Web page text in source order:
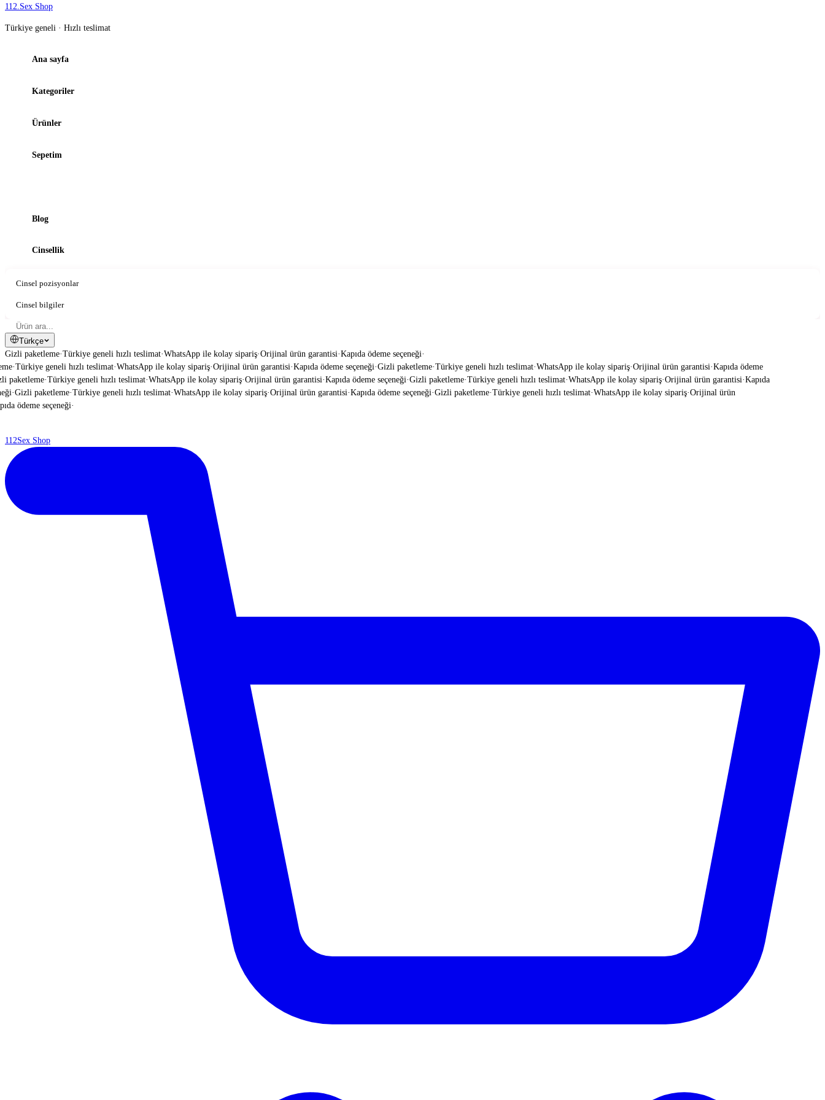
112.Sex Shop
Türkiye geneli · Hızlı teslimat
Ana sayfa
Kategoriler
Ürünler
Sepetim
Blog
Cinsellik
Cinsel pozisyonlar
Cinsel bilgiler
Türkçe
Gizli paketleme·Türkiye geneli hızlı teslimat·WhatsApp ile kolay sipariş·Orijinal ürün garantisi·Kapıda ödeme seçeneği·
·Türkiye geneli hızlı teslimat·WhatsApp ile kolay sipariş·Orijinal ürün garantisi·Kapıda ödeme seçeneği·Gizli paketleme·Türkiye geneli hızlı teslimat·WhatsApp ile kolay sipariş·Orijinal ürün garantisi·Kapıda ödeme
·Türkiye geneli hızlı teslimat·WhatsApp ile kolay sipariş·Orijinal ürün garantisi·Kapıda ödeme seçeneği·Gizli paketleme·Türkiye geneli hızlı teslimat·WhatsApp ile kolay sipariş·Orijinal ürün garantisi·Kapıda
·Gizli paketleme·Türkiye geneli hızlı teslimat·WhatsApp ile kolay sipariş·Orijinal ürün garantisi·Kapıda ödeme seçeneği·Gizli paketleme·Türkiye geneli hızlı teslimat·WhatsApp ile kolay sipariş·Orijinal ürün
ödeme seçeneği·
112Sex Shop